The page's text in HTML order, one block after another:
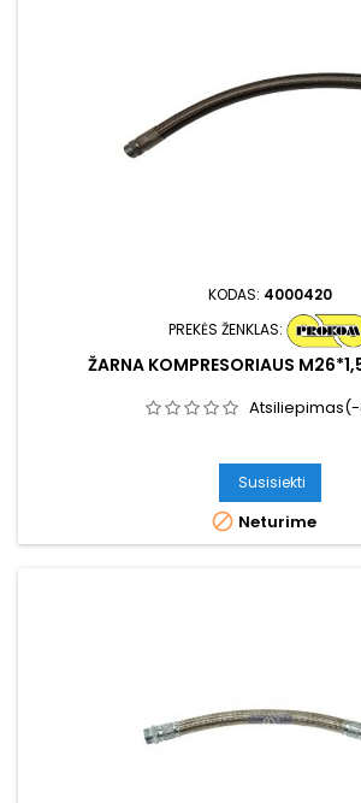
KODAS: 4000420
PREKĖS ŽENKLAS:
ŽARNA KOMPRESORIAUS
Susisiekti
 Neturime